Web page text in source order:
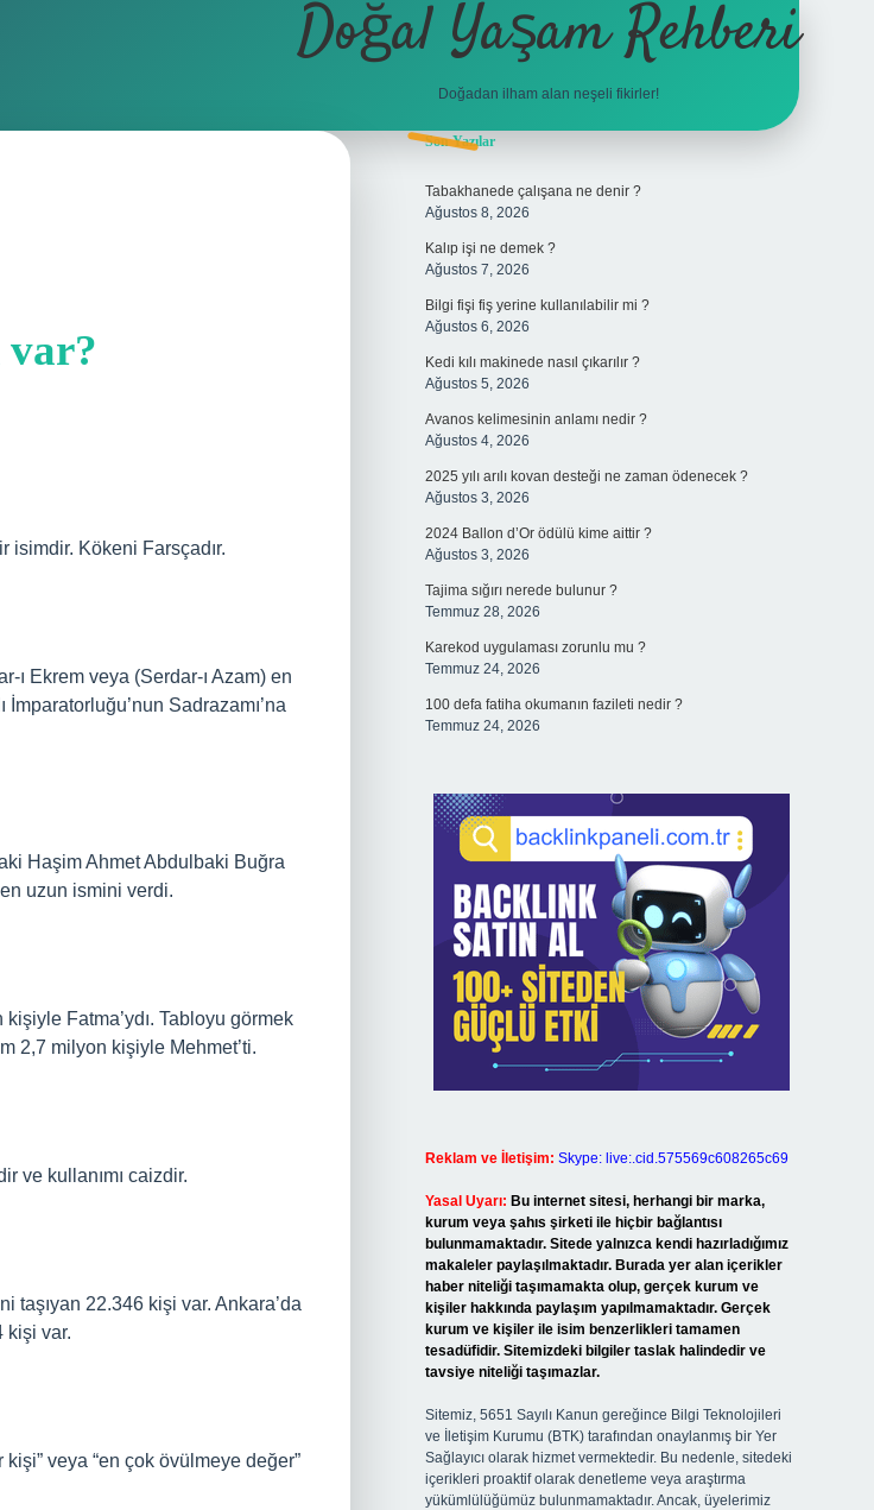
Doğal Yaşam Rehberi
Doğadan ilham alan neşeli fikirler!
var?
isimdir. Kökeni Farsçadır.
ı Ekrem veya (Serdar-ı Azam) en
Sadrazamı’na
Haşim Ahmet Abdulbaki Buğra
en uzun ismini verdi.
Fatma’ydı. Tabloyu görmek
2,7 milyon kişiyle Mehmet’ti.
ve kullanımı caizdir.
taşıyan 22.346 kişi var. Ankara’da
kişi var.
veya “en çok övülmeye değer”
Sidebar
Son Yazılar
Tabakhanede çalışana ne denir ?
Ağustos 8, 2026
Kalıp işi ne demek ?
Ağustos 7, 2026
Bilgi fişi fiş yerine kullanılabilir mi ?
Ağustos 6, 2026
Kedi kılı makinede nasıl çıkarılır ?
Ağustos 5, 2026
Avanos kelimesinin anlamı nedir ?
Ağustos 4, 2026
2025 yılı arılı kovan desteği ne zaman ödenecek ?
Ağustos 3, 2026
2024 Ballon d’Or ödülü kime aittir ?
Ağustos 3, 2026
Tajima sığırı nerede bulunur ?
Temmuz 28, 2026
Karekod uygulaması zorunlu mu ?
Temmuz 24, 2026
100 defa fatiha okumanın fazileti nedir ?
Temmuz 24, 2026
Reklam ve İletişim: Skype: live:.cid.575569c608265c69
Yasal Uyarı: Bu internet sitesi, herhangi bir marka,
kurum veya şahıs şirketi ile hiçbir bağlantısı
bulunmamaktadır. Sitede yalnızca kendi hazırladığımız
makaleler paylaşılmaktadır. Burada yer alan içerikler
haber niteliği taşımamakta olup, gerçek kurum ve
kişiler hakkında paylaşım yapılmamaktadır. Gerçek
kurum ve kişiler ile isim benzerlikleri tamamen
tesadüfidir. Sitemizdeki bilgiler taslak halindedir ve
tavsiye niteliği taşımazlar.
Sitemiz, 5651 Sayılı Kanun gereğince Bilgi Teknolojileri
ve İletişim Kurumu (BTK) tarafından onaylanmış bir Yer
Sağlayıcı olarak hizmet vermektedir. Bu nedenle, sitedeki
içerikleri proaktif olarak denetleme veya araştırma
yükümlülüğümüz bulunmamaktadır. Ancak, üyelerimiz